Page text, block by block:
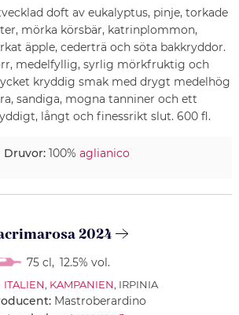
doft av eukalyptus, pinje, torkade
mörka körsbär, katrinplommon,
äpple, cederträ och söta bakkryddor.
medelfyllig, syrlig mörkfruktig och
kryddig smak med drygt medelhög
sandiga, mogna tanniner och ett
långt och finessrikt slut. 600 fl.
Druvor:100% aglianico
2024
75 cl , 12.5% vol.
ITALIEN, KAMPANIEN, IRPINIA
Mastroberardino